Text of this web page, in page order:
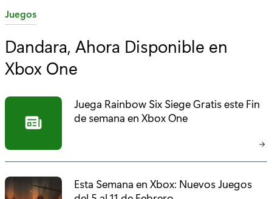
C
t
e
g
o
a
:
Juegos
Dandara, Ahora Disponible en
Xbox One
Juega Rainbow Six Siege Gratis este Fin
de semana en Xbox One
Esta Semana en Xbox: Nuevos Juegos